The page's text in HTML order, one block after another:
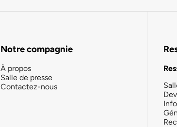
Notre compagnie
À propos
Salle de presse
Contactez-nous